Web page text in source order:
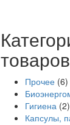
товаров
Прочее (6)
Гигиена (2)
Капсулы,